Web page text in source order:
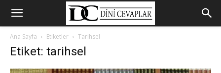
Ana Sayfa Etiketler Tarihsel
Etiket: tarihsel